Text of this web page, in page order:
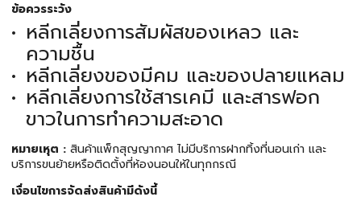
ข้อควรระวัง
หลีกเลี่ยงการสัมผัสของเหลว และ
ความชื้น
หลีกเลี่ยงของมีคม และของปลายแหลม
หลีกเลี่ยงการใช้สารเคมี และสารฟอก
ขาวในการทำความสะอาด
หมายเหุต : สินค้าแพ็กสุญญากาศ ไม่มีบริการฝากทิ้งที่นอนเก่า และ
บริการขนย้ายหรือติดตั้งที่ห้องนอนให้ในทุกกรณี
เงื่อนไขการจัดส่งสินค้ามีดังนี้